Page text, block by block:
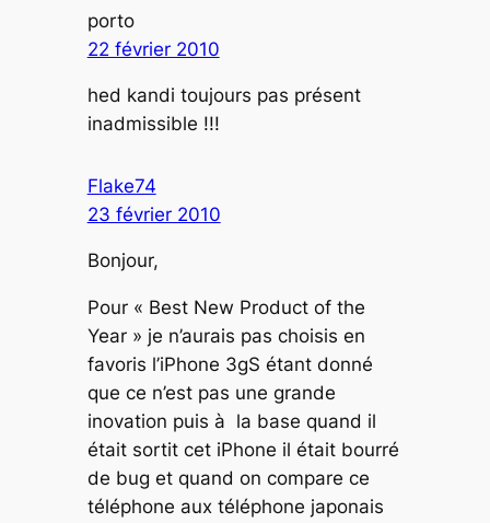
porto
22 février 2010
hed kandi toujours pas présent
inadmissible !!!
Flake74
23 février 2010
Bonjour,
Pour « Best New Product of the
Year » je n’aurais pas choisis en
favoris l’iPhone 3gS étant donné
que ce n’est pas une grande
inovation puis à la base quand il
était sortit cet iPhone il était bourré
de bug et quand on compare ce
téléphone aux téléphone japonais